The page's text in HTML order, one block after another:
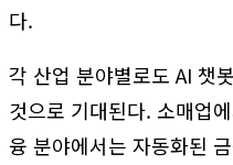
다.
각 산업 분야별로도 AI 챗
것으로 기대된다. 소매업
융 분야에서는 자동화된